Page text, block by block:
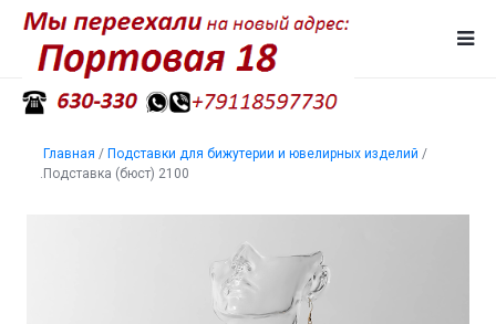
Главная / Подставки для бижутерии и ювелирных изделий /
.Подставка (бюст) 2100